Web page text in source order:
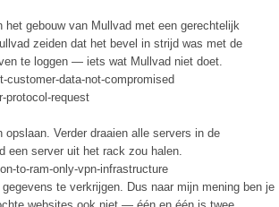
gebouw van Mullvad met een gerechtelijk
zeiden dat het bevel in strijd was met de
te loggen — iets wat Mullvad niet doet.
customer-data-not-compromised
protocol-request
Verder draaien alle servers in de
een server uit het rack zou halen.
to-ram-only-vpn-infrastructure
te verkrijgen. Dus naar mijn mening ben je